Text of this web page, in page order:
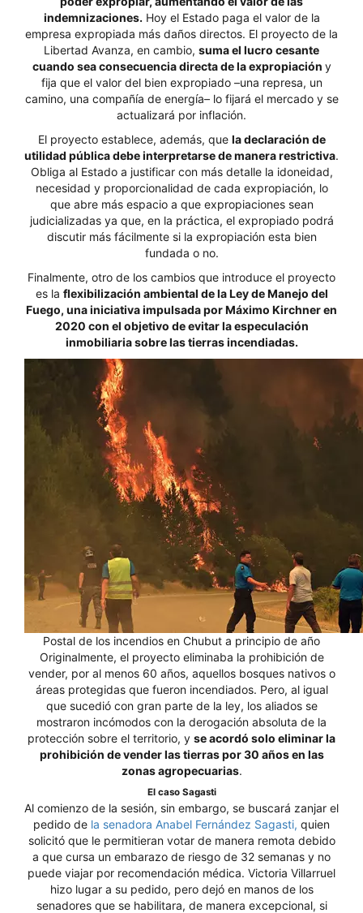
indemnizaciones. Hoy el Estado paga el valor de la
empresa expropiada más daños directos. El proyecto de la
Libertad Avanza, en cambio, suma el lucro cesante
cuando sea consecuencia directa de la expropiación y
fija que el valor del bien expropiado –una represa, un
camino, una compañía de energía– lo fijará el mercado y se
actualizará por inflación.
El proyecto establece, además, que la declaración de
utilidad pública debe interpretarse de manera restrictiva.
Obliga al Estado a justificar con más detalle la idoneidad,
necesidad y proporcionalidad de cada expropiación, lo
que abre más espacio a que expropiaciones sean
judicializadas ya que, en la práctica, el expropiado podrá
discutir más fácilmente si la expropiación esta bien
fundada o no.
Finalmente, otro de los cambios que introduce el proyecto
es la flexibilización ambiental de la Ley de Manejo del
Fuego, una iniciativa impulsada por Máximo Kirchner en
2020 con el objetivo de evitar la especulación
inmobiliaria sobre las tierras incendiadas.
Postal de los incendios en Chubut a principio de año
Originalmente, el proyecto eliminaba la prohibición de
vender, por al menos 60 años, aquellos bosques nativos o
áreas protegidas que fueron incendiados. Pero, al igual
que sucedió con gran parte de la ley, los aliados se
mostraron incómodos con la derogación absoluta de la
protección sobre el territorio, y se acordó solo eliminar la
prohibición de vender las tierras por 30 años en las
zonas agropecuarias.
El caso Sagasti
Al comienzo de la sesión, sin embargo, se buscará zanjar el
pedido de la senadora Anabel Fernández Sagasti, quien
solicitó que le permitieran votar de manera remota debido
a que cursa un embarazo de riesgo de 32 semanas y no
puede viajar por recomendación médica. Victoria Villarruel
hizo lugar a su pedido, pero dejó en manos de los
senadores que se habilitara, de manera excepcional, si